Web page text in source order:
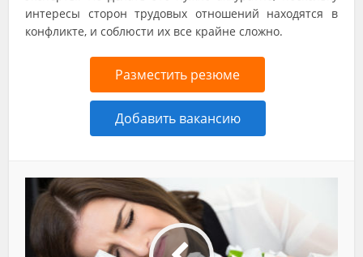
интересы сторон трудовых отношений находятся в
конфликте, и соблюсти их все крайне сложно.
Разместить резюме
Добавить вакансию